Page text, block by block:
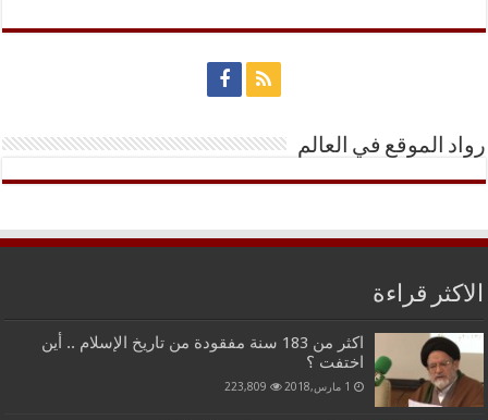
رواد الموقع في العالم
الاكثر قراءة
اكثر من 183 سنة مفقودة من تاريخ الإسلام .. أين
اختفت ؟
1 مارس,2018 223,809